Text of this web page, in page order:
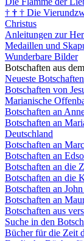
† † † Die
Christus
Anleitungen zur
Medaillen und
Wunderbare Bilder
Botschaften aus
Neueste Botschaften
Botschaften von
Marianische
Botschaften an
Botschaften an
Deutschland
Botschaften an
Botschaften an
Botschaften an die
Botschaften an die
Botschaften an
Botschaften an
Botschaften aus
Suche in den
Bücher für die Zeit